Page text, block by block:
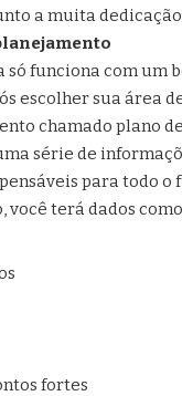
a muita
só funciona com um
escolher sua área
chamado plano
série de
para todo o
você terá dados
fortes